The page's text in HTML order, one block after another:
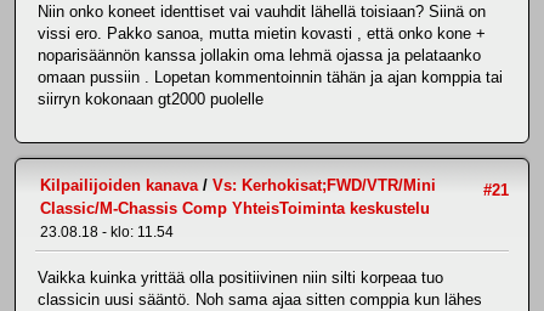
Niin onko koneet identtiset vai vauhdit lähellä toisiaan? Siinä on
vissi ero. Pakko sanoa, mutta mietin kovasti , että onko kone +
noparisäännön kanssa jollakin oma lehmä ojassa ja pelataanko
omaan pussiin . Lopetan kommentoinnin tähän ja ajan komppia tai
siirryn kokonaan gt2000 puolelle
#21
Kilpailijoiden kanava / Vs: Kerhokisat;FWD/VTR/Mini
Classic/M-Chassis Comp YhteisToiminta keskustelu
23.08.18 - klo: 11.54
Vaikka kuinka yrittää olla positiivinen niin silti korpeaa tuo
classicin uusi sääntö. Noh sama ajaa sitten comppia kun lähes